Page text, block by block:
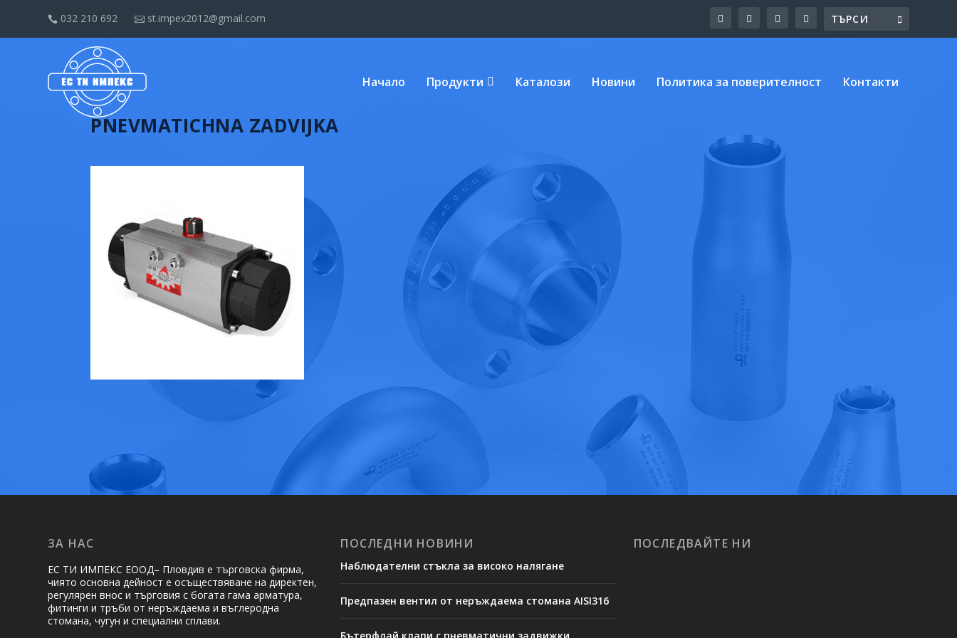
 032 210 692  st.impex2012@gmail.com
Начало Продукти Каталози Новини Политика за поверителност Контакти
PNEVMATICHNA ZADVIJKA
ЗА НАС
ЕС ТИ ИМПЕКС ЕООД– Пловдив е търговска фирма,
чиято основна дейност е осъществяване на ди­рек­тен,
регулярен внос и търговия с богата гама арматура,
фитинги и тръби от неръждаема и въглеродна
стомана, чугун и специални сплави.
ПОСЛЕДНИ НОВИНИ
Наблюдателни стъкла за високо налягане
Предпазен вентил от неръждаема стомана AISI316
ПОСЛЕДВАЙТЕ НИ